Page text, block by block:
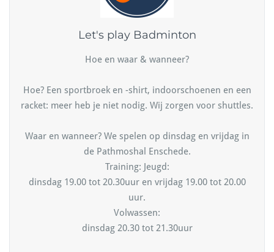
Let's play Badminton
Hoe en waar & wanneer?
Hoe? Een sportbroek en -shirt, indoorschoenen en een
racket: meer heb je niet nodig. Wij zorgen voor shuttles.
Waar en wanneer? We spelen op dinsdag en vrijdag in
de Pathmoshal Enschede.
Training: Jeugd:
dinsdag 19.00 tot 20.30uur en vrijdag 19.00 tot 20.00
uur.
Volwassen:
dinsdag 20.30 tot 21.30uur